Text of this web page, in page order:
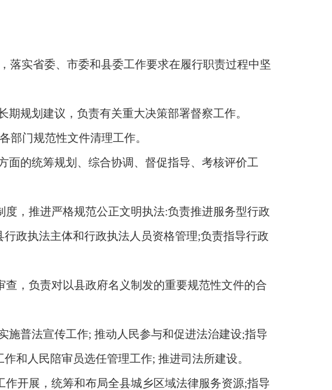
落实省委、市委和县委工作要求在履行职责过程中坚
规划建议，负责有关重大决策部署督察工作。
门规范性文件清理工作。
的统筹规划、综合协调、督促指导、考核评价工
，推进严格规范公正文明执法:负责推进服务型行政
政执法主体和行政执法人员资格管理;负责指导行政
，负责对以县政府名义制发的重要规范性文件的合
普法宣传工作; 推动人民参与和促进法治建设;指导
和人民陪审员选任管理工作; 推进司法所建设。
开展，统筹和布局全县城乡区域法律服务资源;指导